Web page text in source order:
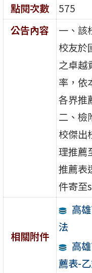
點閱次數
575
公告內容
一、該
校友於
之卓越
率，依
各界推
二、檢
校傑出
理推薦
推薦表
件寄至
相關附件
高
法
高
薦表-